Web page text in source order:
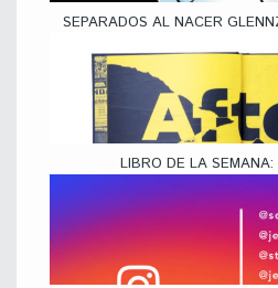
SEPARADOS AL NACER
LIBRO DE LA